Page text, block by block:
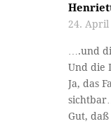
24. April
….und
Und die
Ja, das
sichtbar…
Gut,